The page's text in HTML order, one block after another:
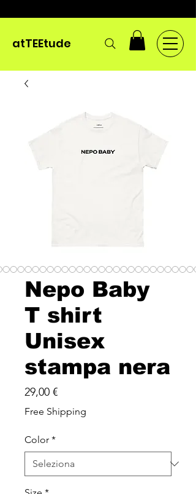
atTEEtude
Nepo Baby
T shirt
Unisex
stampa nera
29,00 €Prezzo
Free Shipping
Color *